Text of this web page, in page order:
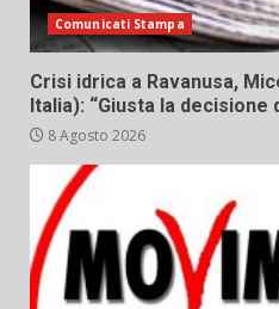
Comunicati Stampa
Crisi idrica a Ravanusa,
Italia): “Giusta la decisione
8 Agosto 2026